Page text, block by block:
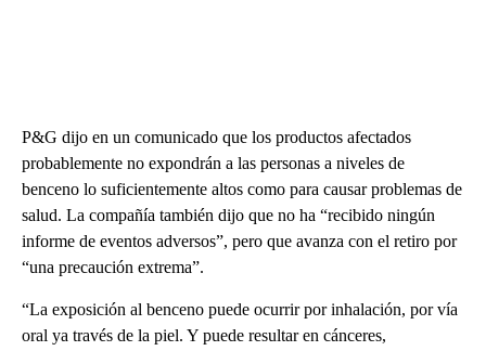
P&G dijo en un comunicado que los productos afectados
probablemente no expondrán a las personas a niveles de
benceno lo suficientemente altos como para causar problemas de
salud. La compañía también dijo que no ha “recibido ningún
informe de eventos adversos”, pero que avanza con el retiro por
“una precaución extrema”.
“La exposición al benceno puede ocurrir por inhalación, por vía
oral ya través de la piel. Y puede resultar en cánceres,